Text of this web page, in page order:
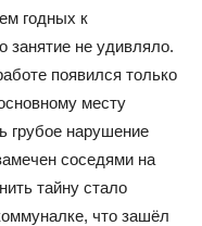
годных к
занятие не удивляло.
появился только
месту
грубое нарушение
соседями на
тайну стало
что зашёл